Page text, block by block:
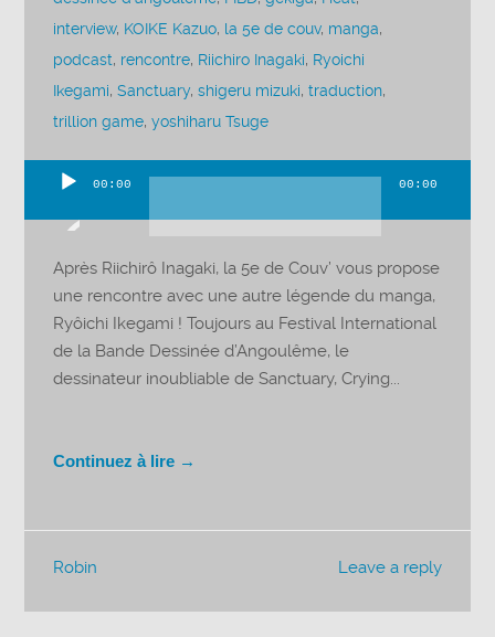
interview, KOIKE Kazuo, la 5e de couv, manga,
podcast, rencontre, Riichiro Inagaki, Ryoichi
Ikegami,Sanctuary,shigeru mizuki,traduction,
trillion game,yoshiharu Tsuge
audio
00:00 00:00
Après Riichirô Inagaki, la 5e de Couv’ vous propose
une rencontre avec une autre légende du manga,
Ryôichi Ikegami ! Toujours au Festival International
de la Bande Dessinée d’Angoulême, le
dessinateur inoubliable de Sanctuary, Crying...
Continuez à lire →
Leave a reply
Robin